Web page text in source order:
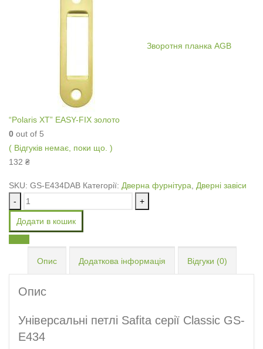
Зворотня планка AGB
“Pоlaris XT” EASY-FIX золото
0 out of 5
( Відгуків немає, поки що. )
132 ₴
SKU: GS-E434DAB Категорії: Дверна фурнітура
Дверні завіси
-
+
Додати в кошик
Опис Додаткова інформація Відгуки (0)
Опис
Універсальні петлі Safita серії Classic GS-
E434